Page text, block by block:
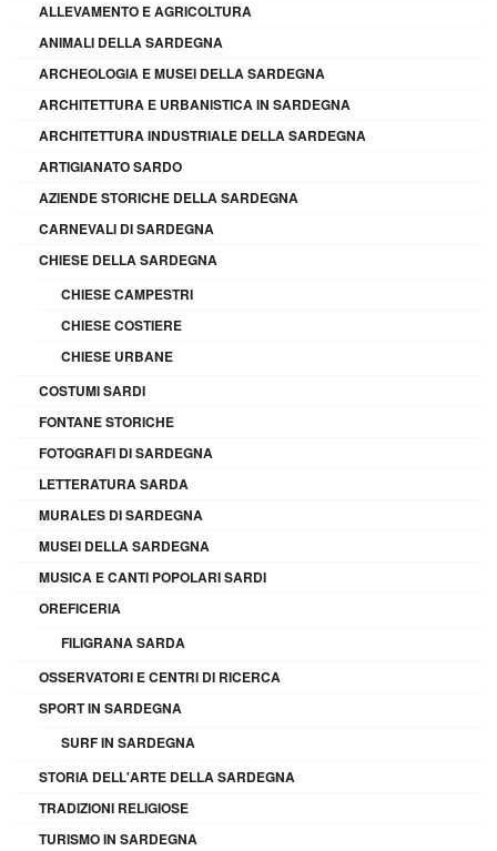
ALLEVAMENTO E AGRICOLTURA
ANIMALI DELLA SARDEGNA
ARCHEOLOGIA E MUSEI DELLA SARDEGNA
ARCHITETTURA E URBANISTICA IN SARDEGNA
ARCHITETTURA INDUSTRIALE DELLA SARDEGNA
ARTIGIANATO SARDO
AZIENDE STORICHE DELLA SARDEGNA
CARNEVALI DI SARDEGNA
CHIESE DELLA SARDEGNA
CHIESE CAMPESTRI
CHIESE COSTIERE
CHIESE URBANE
COSTUMI SARDI
FONTANE STORICHE
FOTOGRAFI DI SARDEGNA
LETTERATURA SARDA
MURALES DI SARDEGNA
MUSEI DELLA SARDEGNA
MUSICA E CANTI POPOLARI SARDI
OREFICERIA
FILIGRANA SARDA
OSSERVATORI E CENTRI DI RICERCA
SPORT IN SARDEGNA
SURF IN SARDEGNA
STORIA DELL'ARTE DELLA SARDEGNA
TRADIZIONI RELIGIOSE
TURISMO IN SARDEGNA